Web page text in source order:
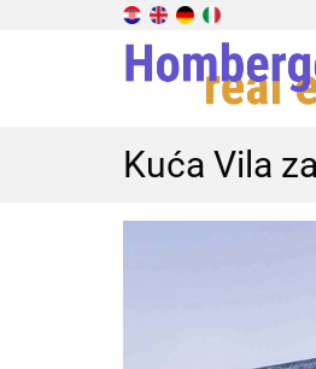
Kuća Vila